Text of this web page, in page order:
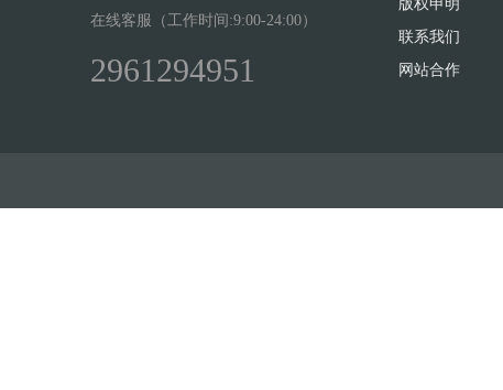
在线客服（工作时间:9:00-24:00）
2961294951
版权申明
联系我们
网站合作